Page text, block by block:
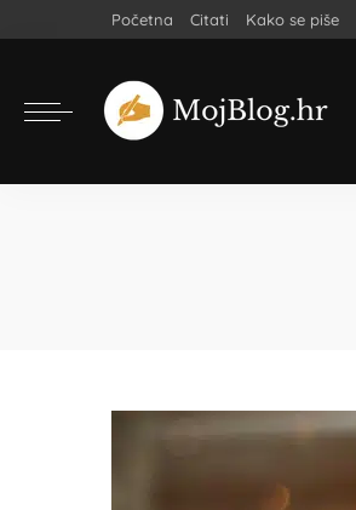
Početna Citati Kako se piše